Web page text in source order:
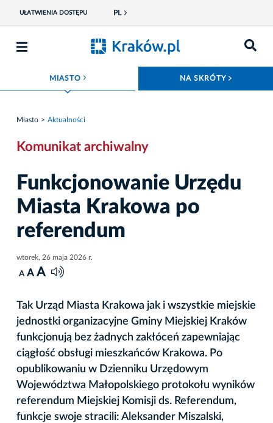
UŁATWIENIA DOSTĘPU PL
MIASTO ROZWIŃ MENU NA SKRÓTY
Miasto Aktualności
Komunikat archiwalny
Funkcjonowanie Urzędu
Miasta Krakowa po
referendum
wtorek, 26 maja 2026 r.
A A A
Tak Urząd Miasta Krakowa jak i wszystkie miejskie
jednostki organizacyjne Gminy Miejskiej Kraków
funkcjonują bez żadnych zakłóceń zapewniając
ciągłość obsługi mieszkańców Krakowa. Po
opublikowaniu w Dzienniku Urzędowym
Województwa Małopolskiego protokołu wyników
referendum Miejskiej Komisji ds. Referendum,
funkcje swoje stracili: Aleksander Miszalski,